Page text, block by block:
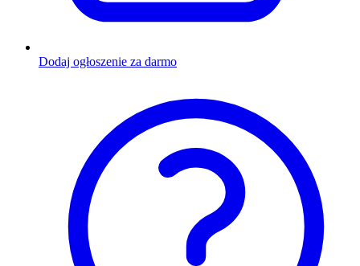
Dodaj ogłoszenie za darmo